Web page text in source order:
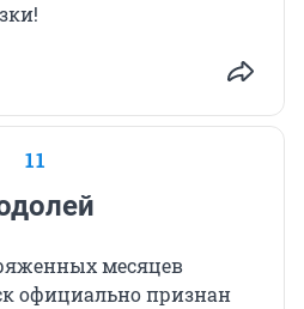
11
месяцев
официально признан